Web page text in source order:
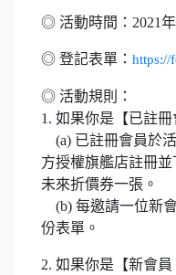
◎ 活動時間：2021年
◎ 登記表單： https://
◎ 活動規則：
1. 如果你是【已註冊
(a) 已註冊會員於
方授權旗艦店註冊
未來折價券一張。
(b) 每邀請一位新
份表單。
2. 如果你是【新會員